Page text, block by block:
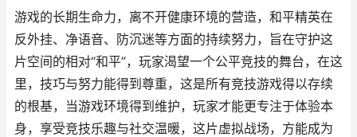
游戏的长期生命力，离不开健康环境的营造，和平精英在
反外挂、净语音、防沉迷等方面的持续努力，旨在守护这
片空间的相对“和平”，玩家渴望一个公平竞技的舞台，在这
里，技巧与努力能得到尊重，这是所有竞技游戏得以存续
的根基，当游戏环境得到维护，玩家才能更专注于体验本
身，享受竞技乐趣与社交温暖，这片虚拟战场，方能成为